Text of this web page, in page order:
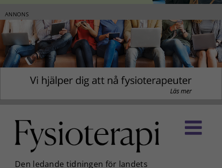
ANNONS
innehållet